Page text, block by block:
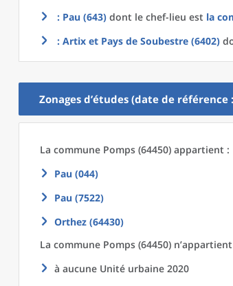
: Pau (643) dont le chef-lieu est la
: Artix et Pays de Soubestre (6402)
Zonages d’études (date de
La commune Pomps (64450) appartient :
Pau (044)
Pau (7522)
Orthez (64430)
La commune Pomps (64450)
à aucune Unité urbaine 2020